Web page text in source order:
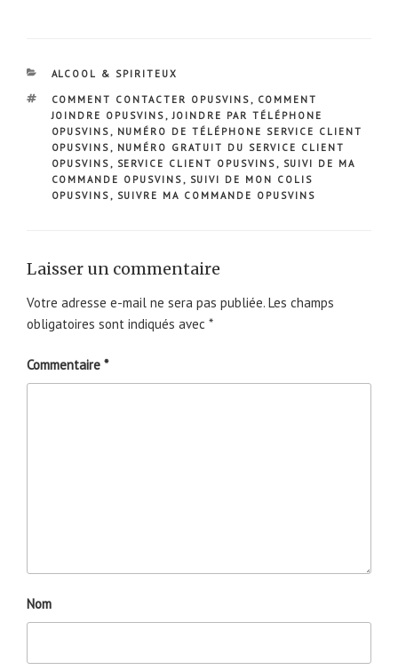
CATÉGORIES
ALCOOL & SPIRITEUX
ÉTIQUETTES
COMMENT CONTACTER OPUSVINS, COMMENT
JOINDRE OPUSVINS,JOINDRE PAR TÉLÉPHONE
OPUSVINS, NUMÉRO DE TÉLÉPHONE SERVICE CLIENT
OPUSVINS, NUMÉRO GRATUIT DU SERVICE CLIENT
OPUSVINS, SERVICE CLIENT OPUSVINS, SUIVI DE MA
COMMANDE OPUSVINS, SUIVI DE MON COLIS
OPUSVINS, SUIVRE MA COMMANDE OPUSVINS
Laisser un commentaire
Votre adresse e-mail ne sera pas publiée. Les champs
obligatoires sont indiqués avec *
Commentaire *
Nom